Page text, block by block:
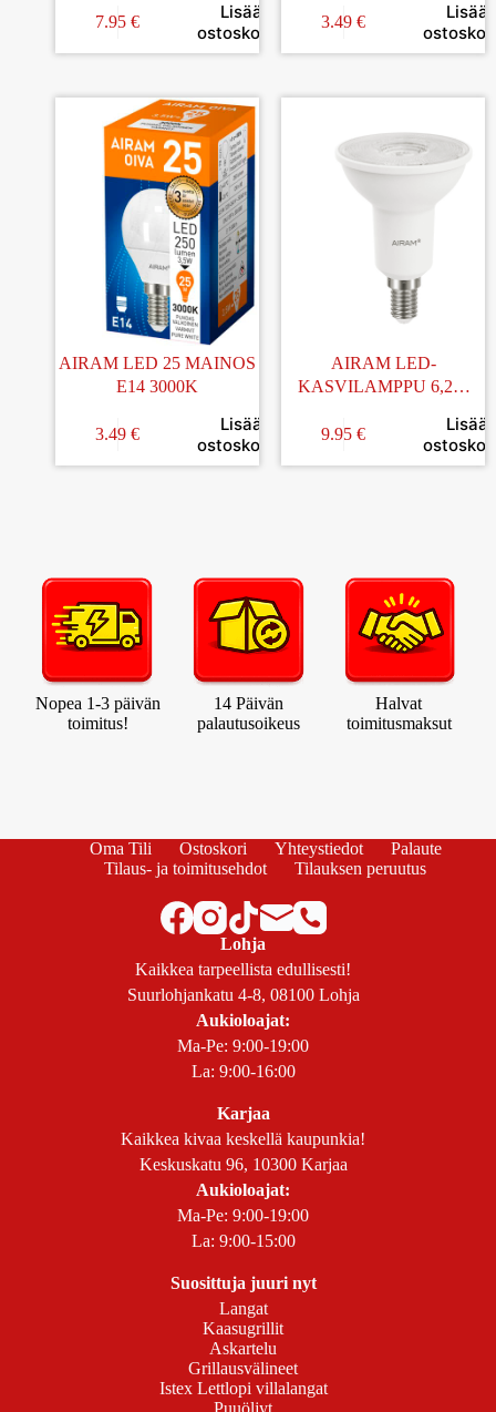
7.95 €
Lisää
ostoskoriin
3.49 €
Lisää
AIRAM LED 25 MAINOS
E14 3000K
3.49 €
Lisää
ostoskoriin
AIRAM LED-
KASVILAMPPU 6,2W
E14 3500K
9.95 €
Lisää
Nopea 1-3 päivän
toimitus!
14 Päivän
palautusoikeus
Halvat
toimitusmaksut
Oma Tili Ostoskori Yhteystiedot
Palaute
Tilaus- ja toimitusehdot
Tilauksen peruutus
Lohja
Kaikkea tarpeellista edullisesti!
Suurlohjankatu 4-8, 08100 Lohja
Aukioloajat:
Ma-Pe: 9:00-19:00
La: 9:00-16:00
Karjaa
Kaikkea kivaa keskellä kaupunkia!
Keskuskatu 96, 10300 Karjaa
Aukioloajat:
Ma-Pe: 9:00-19:00
La: 9:00-15:00
Suosittuja juuri nyt
Langat
Kaasugrillit
Askartelu
Grillausvälineet
Istex Lettlopi villalangat
Puuöljyt